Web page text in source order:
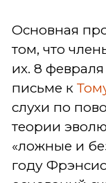
Основная
том, что
их. 8
письме к
слухи по
теории
«ложные и
году